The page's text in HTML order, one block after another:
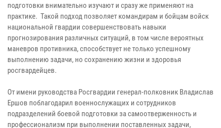
подготовки внимательно изучают и сразу же применяют на
практике. Такой подход позволяет командирам и бойцам войск
национальной гвардии совершенствовать навыки
прогнозирования различных ситуаций, в том числе вероятных
маневров противника, способствует не только успешному
выполнению задачи, но сохранению жизни и здоровья
росгвардейцев.
От имени руководства Росгвардии генерал-полковник Владислав
Ершов поблагодарил военнослужащих и сотрудников
подразделений боевой подготовки за самоотверженность и
профессионализм при выполнении поставленных задачи,